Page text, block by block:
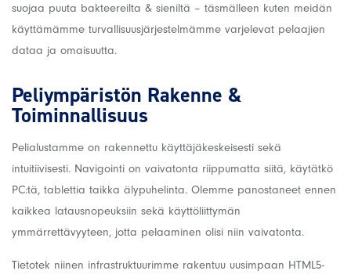
suojaa puuta bakteereilta & sieniltä – täsmälleen kuten meidän
käyttämämme turvallisuusjärjestelmämme varjelevat pelaajien
dataa ja omaisuutta.
Peliympäristön Rakenne &
Toiminnallisuus
Pelialustamme on rakennettu käyttäjäkeskeisesti sekä
intuitiivisesti. Navigointi on vaivatonta riippumatta siitä, käytätkö
PC:tä, tablettia taikka älypuhelinta. Olemme panostaneet ennen
kaikkea latausnopeuksiin sekä käyttöliittymän
ymmärrettävyyteen, jotta pelaaminen olisi niin vaivatonta.
Tietotek niinen infrastruktuurimme rakentuu uusimpaan HTML5-